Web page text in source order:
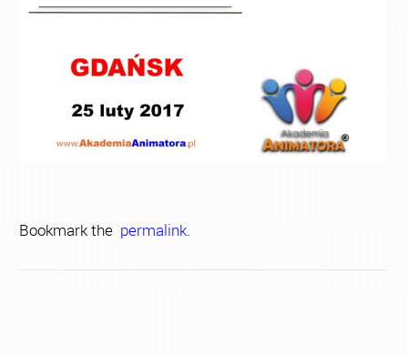
Bookmark thepermalink.